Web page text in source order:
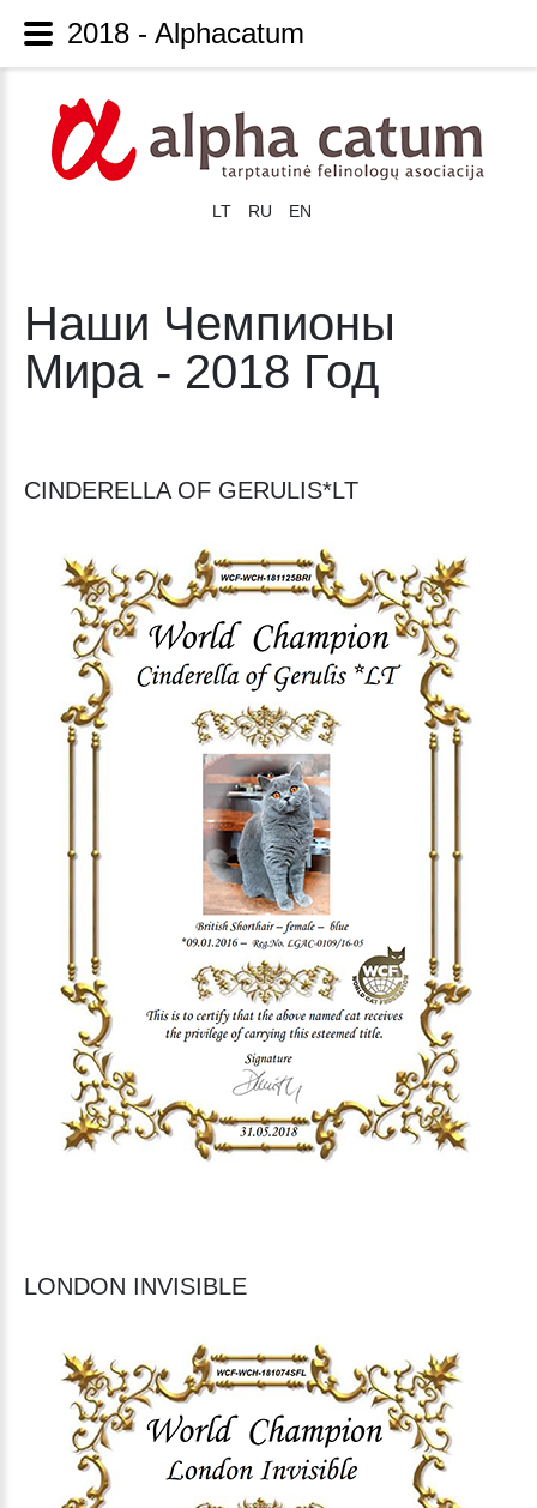
LT RU EN
Наши Чемпионы
Мира - 2018 Год
CINDERELLA OF GERULIS*LT
LONDON INVISIBLE
2018 - Alphacatum